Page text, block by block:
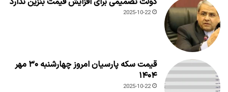
2025-10-22
قیمت سکه پارسیان امروز چهارشنبه ۳۰ مهر
۱۴۰۴
2025-10-22